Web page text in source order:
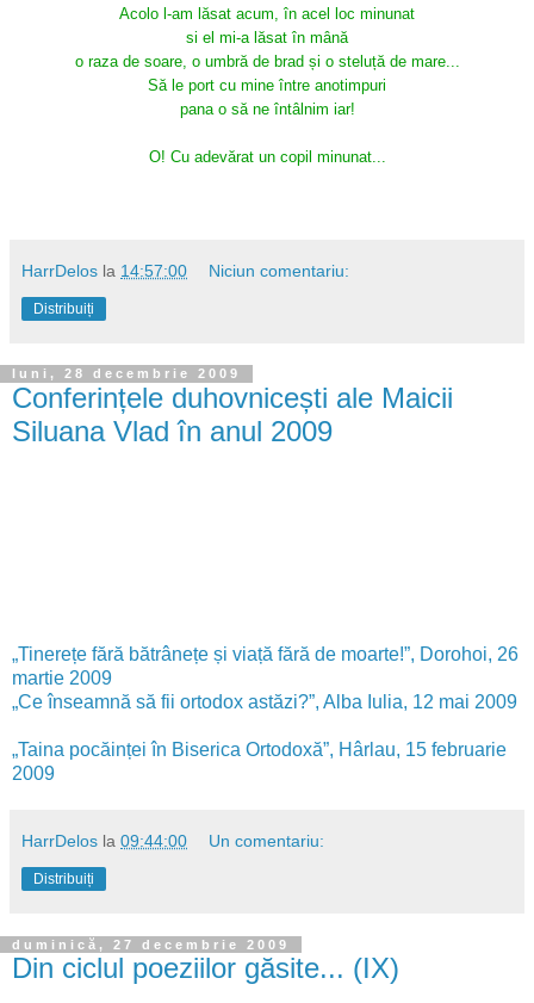
Acolo l-am lăsat acum, în acel loc minunat
si el mi-a lăsat în mână
o raza de soare, o umbră de brad și o steluță de mare...
Să le port cu mine între anotimpuri
pana o să ne întâlnim iar!
O! Cu adevărat un copil minunat...
HarrDelos la 14:57:00 Niciun comentariu:
Distribuiți
luni, 28 decembrie 2009
Conferințele duhovnicești ale Maicii
Siluana Vlad în anul 2009
„Tinerețe fără bătrânețe și viață fără de moarte!”, Dorohoi, 26
martie 2009
„Ce înseamnă să fii ortodox astăzi?”, Alba Iulia, 12 mai 2009
„Taina pocăinței în Biserica Ortodoxă”, Hârlau, 15 februarie
2009
HarrDelos la 09:44:00 Un comentariu:
Distribuiți
duminică, 27 decembrie 2009
Din ciclul poeziilor găsite... (IX)